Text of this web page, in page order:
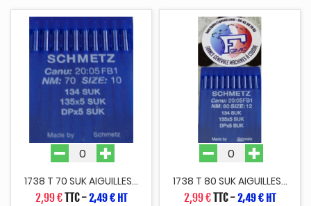
1738 T 70 SUK AIGUILLES...
2,99 €TTC-2,49 € HT
1738 T 80 SUK AIGUILLES...
2,99 €TTC-2,49 € HT